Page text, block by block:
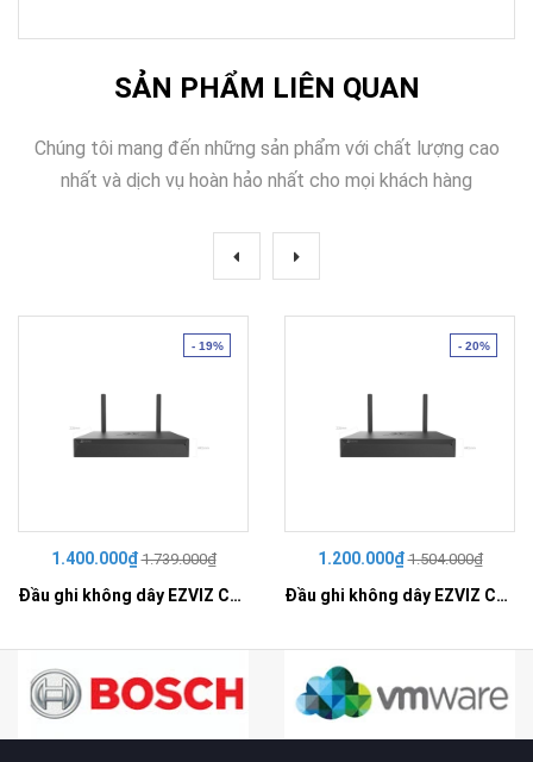
SẢN PHẨM LIÊN QUAN
Chúng tôi mang đến những sản phẩm với chất lượng cao
nhất và dịch vụ hoàn hảo nhất cho mọi khách hàng
- 19%
1.400.000₫1.739.000₫
Đầu ghi không dây EZVIZ CS-X5S-R100-8W
- 20%
1.200.000₫1.504.000₫
Đầu ghi không dây EZVIZ CS-X5S-R100-4W